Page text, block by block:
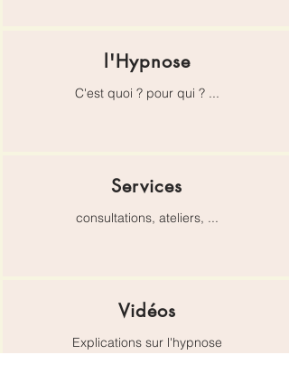
l'Hypnose
C'est quoi ? pour qui ? ...
Services
consultations, ateliers, ...
Vidéos
Explications sur l'hypnose